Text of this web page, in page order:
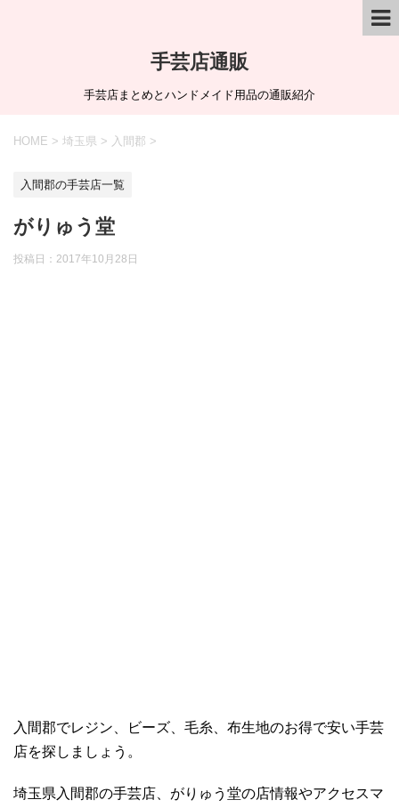
手芸店通販
手芸店まとめとハンドメイド用品の通販紹介
HOME > 埼玉県 > 入間郡 >
入間郡の手芸店一覧
がりゅう堂
投稿日： 2017年10月28日
入間郡でレジン、ビーズ、毛糸、布生地のお得で安い手芸
店を探しましょう。
埼玉県入間郡の手芸店、がりゅう堂の店情報やアクセスマ